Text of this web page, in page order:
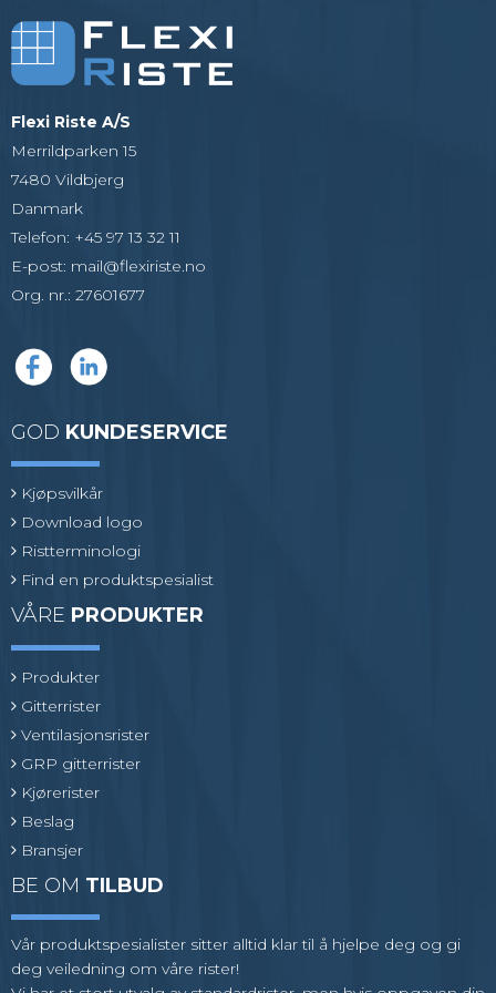
Flexi Riste A/S
Merrildparken 15
7480 Vildbjerg
Danmark
Telefon: +45 97 13 32 11
E-post: mail@flexiriste.no
Org. nr.: 27601677
GOD KUNDESERVICE
Kjøpsvilkår
Download logo
Ristterminologi
Find en produktspesialist
VÅRE PRODUKTER
Produkter
Gitterrister
Ventilasjonsrister
GRP gitterrister
Kjørerister
Beslag
Bransjer
BE OM TILBUD
Vår produktspesialister sitter alltid klar til å hjelpe deg og gi
deg veiledning om våre rister!